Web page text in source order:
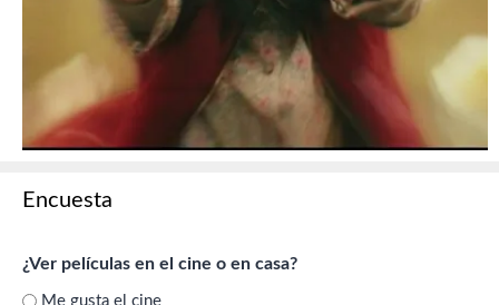
Encuesta
¿Ver películas en el cine o en casa?
Me gusta el cine